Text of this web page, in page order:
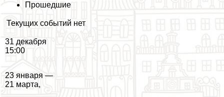
Прошедшие
Текущих событий нет
31 декабря
15:00
23 января —
21 марта,